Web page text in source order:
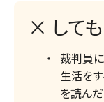
× しても
裁判員
生活を
を読ん